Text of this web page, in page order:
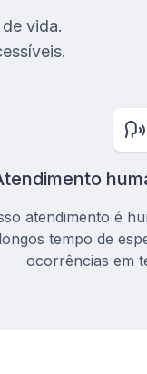
vida.
atendimento é
tempo de
ocorrências em